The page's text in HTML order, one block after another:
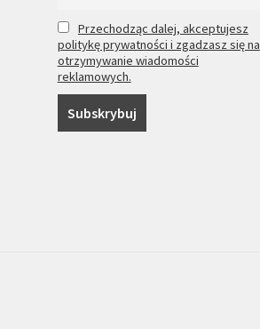
Przechodząc dalej, akceptujesz
politykę prywatności i zgadzasz się na
otrzymywanie wiadomości
reklamowych.